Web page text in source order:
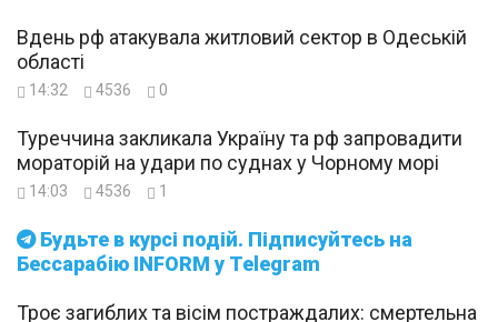
Будьте в курсі подій. Підписуйтесь на
Бессарабію INFORM у Telegram
Вдень рф атакувала житловий сектор в Одеській
області
14:32 4536 0
Туреччина закликала Україну та рф запровадити
мораторій на удари по суднах у Чорному морі
14:03 4536 1
Троє загиблих та вісім постраждалих: смертельна